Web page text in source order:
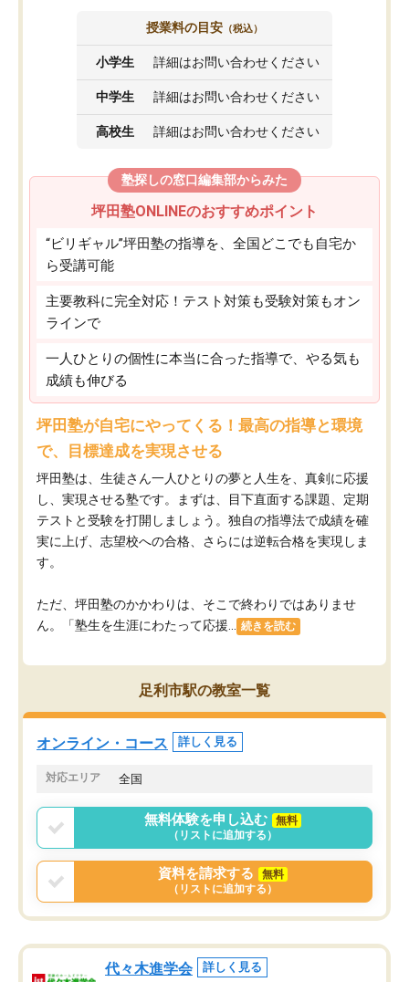
授業料の目安 （税込）
小学生 詳細はお問い合わせください
中学生 詳細はお問い合わせください
高校生 詳細はお問い合わせください
塾探しの窓口編集部からみた
坪田塾ONLINEのおすすめポイント
“ビリギャル”坪田塾の指導を、全国どこでも自宅か
ら受講可能
主要教科に完全対応！テスト対策も受験対策もオン
ラインで
一人ひとりの個性に本当に合った指導で、やる気も
成績も伸びる
坪田塾が自宅にやってくる！最高の指導と環境
で、目標達成を実現させる
坪田塾は、生徒さん一人ひとりの夢と人生を、真剣に応援
し、実現させる塾です。まずは、目下直面する課題、定期
テストと受験を打開しましょう。独自の指導法で成績を確
実に上げ、志望校への合格、さらには逆転合格を実現しま
す。
ただ、坪田塾のかかわりは、そこで終わりではありませ
ん。「塾生を生涯にわたって応援...
続きを読む
足利市駅の教室一覧
オンライン・コース 詳しく見る
対応エリア 全国
無料体験を申し込む
無料
（リストに追加する）
資料を請求する
無料
（リストに追加する）
代々木進学会 詳しく見る